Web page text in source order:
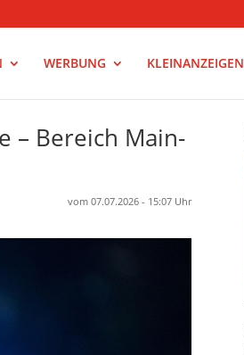
WERBUNG KLEINANZEIGEN
– Bereich Main-
vom 07.07.2026 - 15:07 Uhr